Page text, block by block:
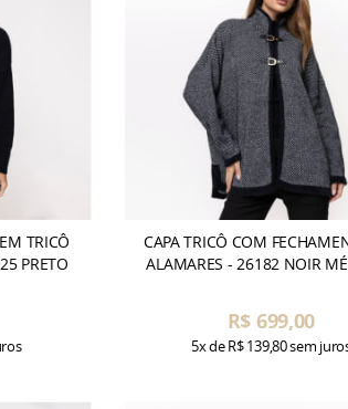
TRICÔ
PRETO
CAPA TRICÔ COM
ALAMARES - 26182 NOIR
R$ 699,00
5xdeR$ 139,80sem